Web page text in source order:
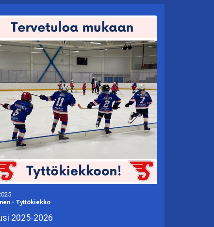
- Tyttökiekko
2025-2026